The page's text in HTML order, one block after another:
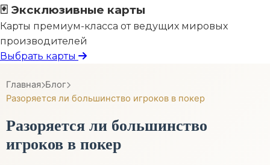
🃏 Эксклюзивные карты
Карты премиум-класса от ведущих мировых
производителей
Выбрать карты
Главная Блог
Разоряется ли большинство игроков в покер
Разоряется ли большинство
игроков в покер